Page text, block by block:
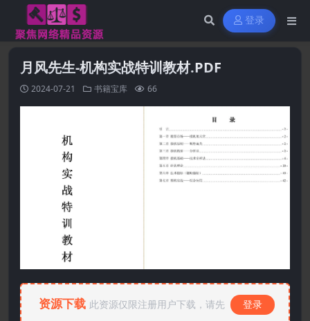
登录
月风先生-机构实战特训教材.PDF
2024-07-21 书籍宝库 66
资源下载 此资源仅限注册用户下载，请先 登录